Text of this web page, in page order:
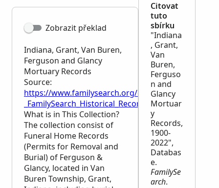
Zobrazit překlad
Indiana, Grant, Van Buren,
Ferguson and Glancy
Mortuary Records
Source:
https://www.familysearch.org/en/wiki/
_FamilySearch_Historical_Records
What is in This Collection?
The collection consist of
Funeral Home Records
(Permits for Removal and
Burial) of Ferguson &
Glancy, located in Van
Buren Township, Grant,
Citovat
tuto
sbírku
"Indiana
, Grant,
Van
Buren,
Ferguso
n and
Glancy
Mortuar
y
Records,
1900-
2022",
Databas
e.
FamilySe
arch.